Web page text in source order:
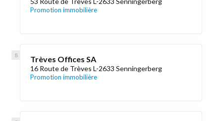
Promotion immobilière
Trèves Offices SA
16 Route de Trèves L-2633 Senningerberg
Promotion immobilière